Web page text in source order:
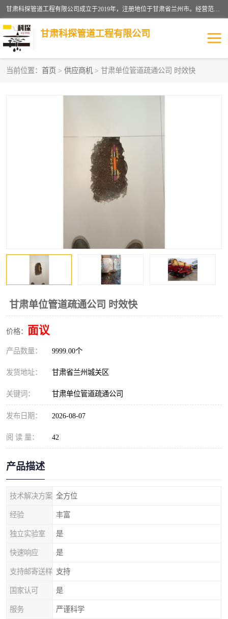
甘肃科探管道工程有限公司成立于2019年，注册地位于甘肃省兰州市。经营范围包括管道安装、清洗、疏通、维修、检测，防水工程，工程钻孔，化粪池清理，暖气安装，给排水管道安装维修，室内外管道如消防、供水、供热管道漏水检测定位，室内外防水堵漏等。
甘肃科探管道工程有限公司
当前位置： 首页 > 供应商机 > 甘肃单位管道疏通公司 时效快
甘肃单位管道疏通公司 时效快
价格： 面议
产品数量： 9999.00个
发货地址： 甘肃省兰州城关区
关键词： 甘肃单位管道疏通公司
发布日期： 2026-08-07
阅 读 量： 42
产品描述
技术解决方案 全方位
经验 丰富
独立实验室 是
快速响应 是
支持邮寄送样 支持
国家认可 是
服务 严谨科学
供热管道漏水 排水管道漏水
管道疏通